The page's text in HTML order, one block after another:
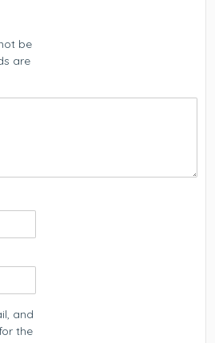
be
are
and
the